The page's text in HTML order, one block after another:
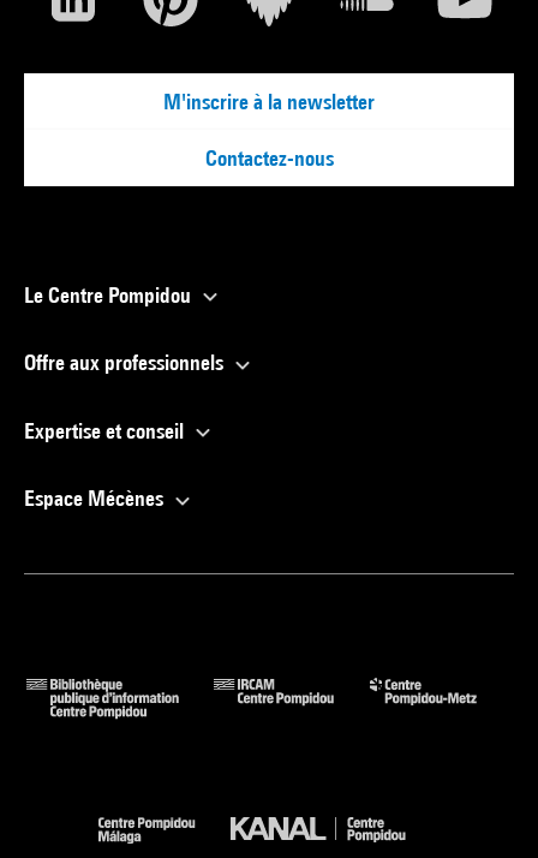
M'inscrire à la newsletter
Contactez-nous
Le Centre Pompidou
Offre aux professionnels
Expertise et conseil
Espace Mécènes